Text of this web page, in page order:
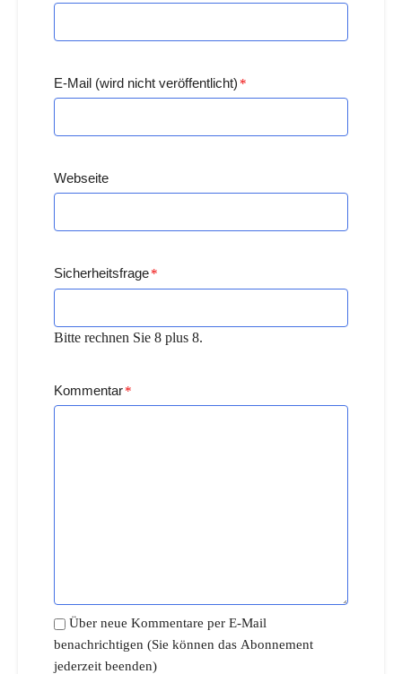
E-Mail (wird nicht veröffentlicht) *
Webseite
Sicherheitsfrage*
Bitte rechnen Sie 8 plus 8.
Kommentar*
Über neue Kommentare per E-Mail
benachrichtigen (Sie können das Abonnement
jederzeit beenden)